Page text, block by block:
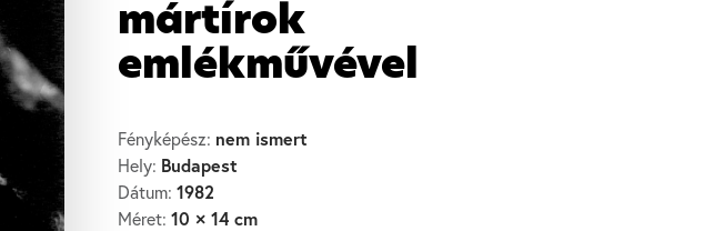
mártírok
emlékművével
Fényképész: nem ismert
Hely: Budapest
Dátum: 1982
Méret: 10 × 14 cm